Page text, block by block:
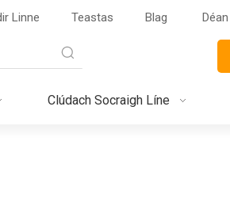
Linne Teastas Blag
Clúdach Socraigh Líne